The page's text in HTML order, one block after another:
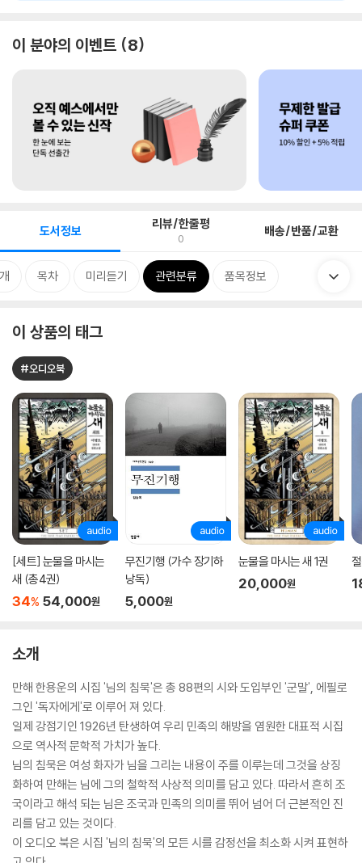
이 분야의 이벤트 8
도서정보 리뷰/한줄평
0 배송/반품/교환
목차 미리듣기 관련분류 품목정보
이 상품의 태그
#오디오북
[세트] 눈물을 마시는
새 (총4권)
34% 54,000원
무진기행 (가수 장기하
낭독)
5,000원
눈물을 마시는 새 1권
20,000원
소개
만해 한용운의 시집 '님의 침묵'은 총 88편의 시와 도입부인 '군말', 에필로
그인 '독자에게'로 이루어 져 있다.
일제 강점기인 1926년 탄생하여 우리 민족의 해방을 염원한 대표적 시집
으로 역사적 문학적 가치가 높다.
님의 침묵은 여성 화자가 님을 그리는 내용이 주를 이루는데 그것을 상징
화하여 만해는 님에 그의 철학적 사상적 의미를 담고 있다. 따라서 흔히 조
국이라고 해석 되는 님은 조국과 민족의 의미를 뛰어 넘어 더 근본적인 진
리를 담고 있는 것이다.
이 오디오 북은 시집 '님의 침묵'의 모든 시를 감정선을 최소화 시켜 표현하